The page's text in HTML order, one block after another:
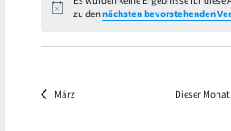
Hinweiszu dennächsten bevorstehenden
März Dieser Monat